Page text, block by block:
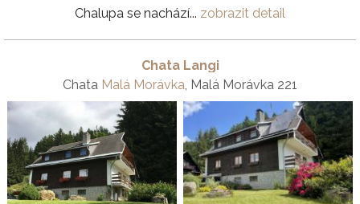
Chalupa se nachází... zobrazit detail
Chata Langi
Chata Malá Morávka, Malá Morávka 221